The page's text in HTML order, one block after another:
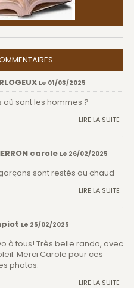
Le 01/03/2025
où sont les hommes ?
LIRE LA SUITE
carole Le 26/02/2025
sont restés au chaud
LIRE LA SUITE
Le 25/02/2025
à tous! Très belle rando, avec
Merci Carole pour ces
photos.
LIRE LA SUITE